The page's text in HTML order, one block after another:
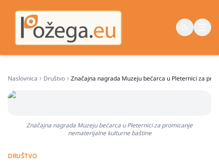
Županija
Naslovnica Društvo Značajna nagrada Muzeju bećarca u Pleternici za
Značajna nagrada Muzeju bećarca u Pleternici za promicanje
nematerijalne kulturne baštine
DRUŠTVO